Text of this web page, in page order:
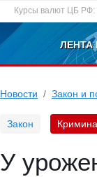
Курсы валют ЦБ РФ:
ЛЕНТА
Новости Закон и
Закон
У